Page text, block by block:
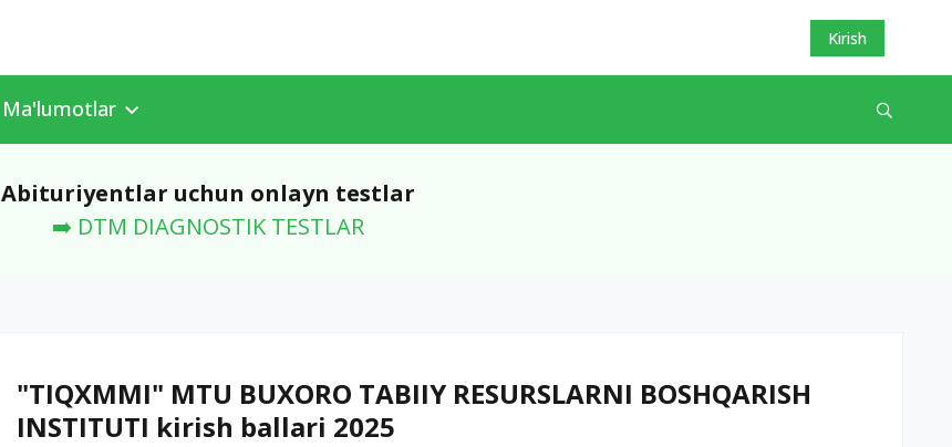
Kirish
Ma'lumotlar
Abituriyentlar uchun onlayn testlar
➡️ DTM DIAGNOSTIK TESTLAR
"TIQXMMI" MTU BUXORO TABIIY RESURSLARNI BOSHQARISH
INSTITUTI kirish ballari 2025